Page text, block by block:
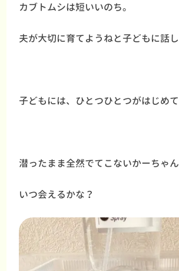
カブトムシは短いいのち。
夫が大切に育てようねと子どもに話し
子どもには、ひとつひとつがはじめ
潜ったまま全然でてこないかーちゃん
いつ会えるかな？